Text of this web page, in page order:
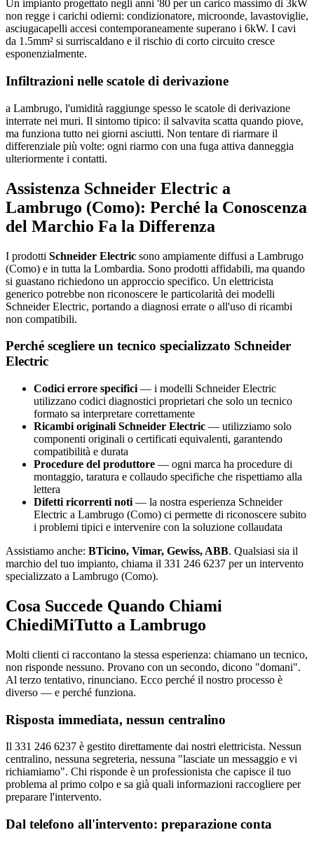
Un impianto progettato negli anni '80 per un carico massimo di 3kW
non regge i carichi odierni: condizionatore, microonde, lavastoviglie,
asciugacapelli accesi contemporaneamente superano i 6kW. I cavi
da 1.5mm² si surriscaldano e il rischio di corto circuito cresce
esponenzialmente.
Infiltrazioni nelle scatole di derivazione
a Lambrugo, l'umidità raggiunge spesso le scatole di derivazione
interrate nei muri. Il sintomo tipico: il salvavita scatta quando piove,
ma funziona tutto nei giorni asciutti. Non tentare di riarmare il
differenziale più volte: ogni riarmo con una fuga attiva danneggia
ulteriormente i contatti.
Assistenza Schneider Electric a
Lambrugo (Como): Perché la Conoscenza
del Marchio Fa la Differenza
I prodotti Schneider Electric sono ampiamente diffusi a Lambrugo
(Como) e in tutta la Lombardia. Sono prodotti affidabili, ma quando
si guastano richiedono un approccio specifico. Un elettricista
generico potrebbe non riconoscere le particolarità dei modelli
Schneider Electric, portando a diagnosi errate o all'uso di ricambi
non compatibili.
Perché scegliere un tecnico specializzato Schneider
Electric
Codici errore specifici — i modelli Schneider Electric
utilizzano codici diagnostici proprietari che solo un tecnico
formato sa interpretare correttamente
Ricambi originali Schneider Electric — utilizziamo solo
componenti originali o certificati equivalenti, garantendo
compatibilità e durata
Procedure del produttore — ogni marca ha procedure di
montaggio, taratura e collaudo specifiche che rispettiamo alla
lettera
Difetti ricorrenti noti — la nostra esperienza Schneider
Electric a Lambrugo (Como) ci permette di riconoscere subito
i problemi tipici e intervenire con la soluzione collaudata
Assistiamo anche: BTicino, Vimar, Gewiss, ABB. Qualsiasi sia il
marchio del tuo impianto, chiama il 331 246 6237 per un intervento
specializzato a Lambrugo (Como).
Cosa Succede Quando Chiami
ChiediMiTutto a Lambrugo
Molti clienti ci raccontano la stessa esperienza: chiamano un tecnico,
non risponde nessuno. Provano con un secondo, dicono "domani".
Al terzo tentativo, rinunciano. Ecco perché il nostro processo è
diverso — e perché funziona.
Risposta immediata, nessun centralino
Il 331 246 6237 è gestito direttamente dai nostri elettricista. Nessun
centralino, nessuna segreteria, nessuna "lasciate un messaggio e vi
richiamiamo". Chi risponde è un professionista che capisce il tuo
problema al primo colpo e sa già quali informazioni raccogliere per
preparare l'intervento.
Dal telefono all'intervento: preparazione conta